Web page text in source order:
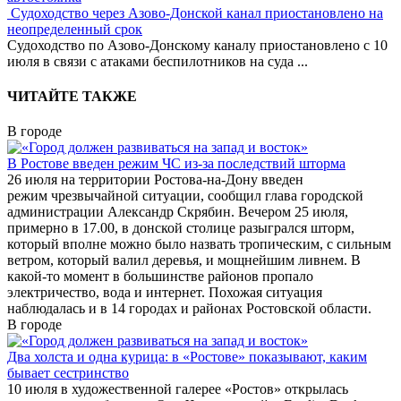
Судоходство через Азово-Донской канал приостановлено на
неопределенный срок
Судоходство по Азово-Донскому каналу приостановлено с 10
июля в связи с атаками беспилотников на суда ...
ЧИТАЙТЕ ТАКЖЕ
В городе
В Ростове введен режим ЧС из-за последствий шторма
26 июля на территории Ростова-на-Дону введен
режим чрезвычайной ситуации, сообщил глава городской
администрации Александр Скрябин. Вечером 25 июля,
примерно в 17.00, в донской столице разыгрался шторм,
который вполне можно было назвать тропическим, с сильным
ветром, который валил деревья, и мощнейшим ливнем. В
какой-то момент в большинстве районов пропало
электричество, вода и интернет. Похожая ситуация
наблюдалась и в 14 городах и районах Ростовской области.
В городе
Два холста и одна курица: в «Ростове» показывают, каким
бывает сестринство
10 июля в художественной галерее «Ростов» открылась